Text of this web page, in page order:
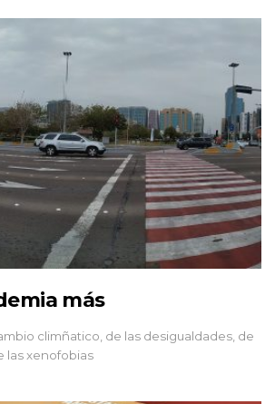
más
climñatico, de las desigualdades, de
las xenofobias